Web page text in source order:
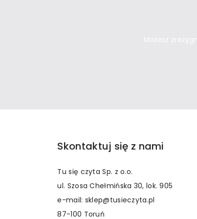
Skontaktuj się z nami
Tu się czyta Sp. z o.o.
ul. Szosa Chełmińska 30, lok. 905
e-mail: sklep@tusieczyta.pl
87-100 Toruń